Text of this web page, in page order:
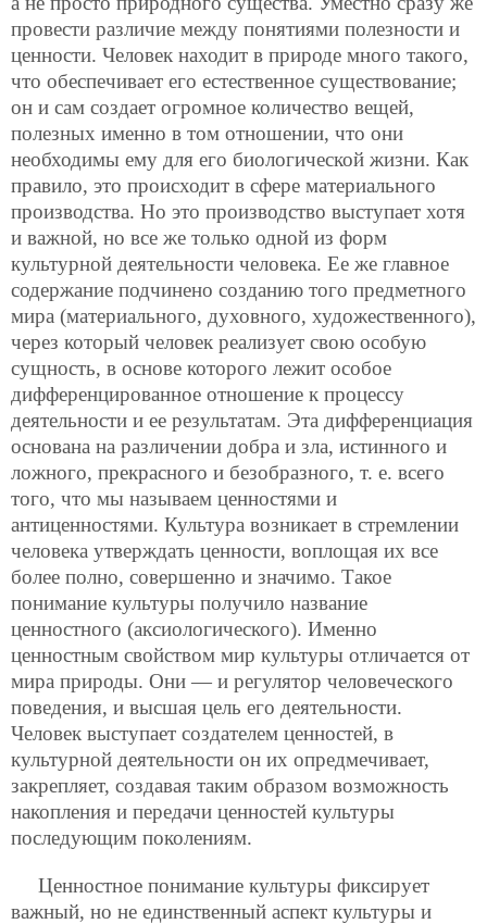
провести различие между понятиями полезности и
ценности. Человек находит в природе много такого,
что обеспечивает его естественное существование;
он и сам создает огромное количество вещей,
полезных именно в том отношении, что они
необходимы ему для его биологической жизни. Как
правило, это происходит в сфере материального
производства. Но это производство выступает хотя
и важной, но все же только одной из форм
культурной деятельности человека. Ее же главное
содержание подчинено созданию того предметного
мира (материального, духовного, художественного),
через который человек реализует свою особую
сущность, в основе которого лежит особое
дифференцированное отношение к процессу
деятельности и ее результатам. Эта дифференциация
основана на различении добра и зла, истинного и
ложного, прекрасного и безобразного, т. е. всего
того, что мы называем ценностями и
антиценностями. Культура возникает в стремлении
человека утверждать ценности, воплощая их все
более полно, совершенно и значимо. Такое
понимание культуры получило название
ценностного (аксиологического). Именно
ценностным свойством мир культуры отличается от
мира природы. Они — и регулятор человеческого
поведения, и высшая цель его деятельности.
Человек выступает создателем ценностей, в
культурной деятельности он их опредмечивает,
закрепляет, создавая таким образом возможность
накопления и передачи ценностей культуры
последующим поколениям.
Ценностное понимание культуры фиксирует
важный, но не единственный аспект культуры и